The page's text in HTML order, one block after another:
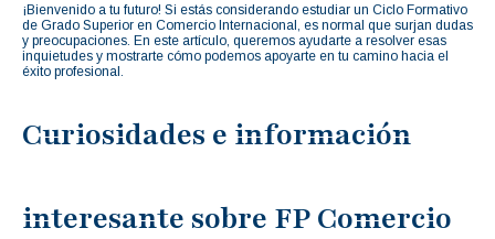
¡Bienvenido a tu futuro! Si estás considerando estudiar un Ciclo Formativo
de Grado Superior en Comercio Internacional, es normal que surjan dudas
y preocupaciones. En este artículo, queremos ayudarte a resolver esas
inquietudes y mostrarte cómo podemos apoyarte en tu camino hacia el
éxito profesional.
Curiosidades e información
interesante sobre FP Comercio